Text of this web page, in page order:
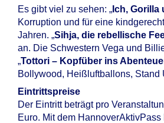
Es gibt viel zu sehen: „ Ich, Gorilla
Korruption und für eine
Jahren. „Sihja, die rebellische
an. Die Schwestern Vega und
„Tottori – Kopfüber ins
Bollywood, Heißluftballons, Stand
Eintrittspreise
Der Eintritt beträgt pro
Euro. Mit dem